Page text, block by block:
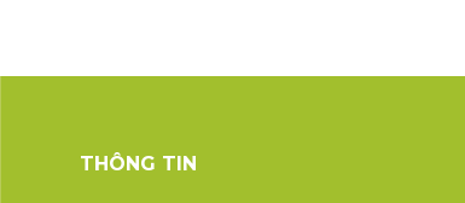
THÔNG TIN